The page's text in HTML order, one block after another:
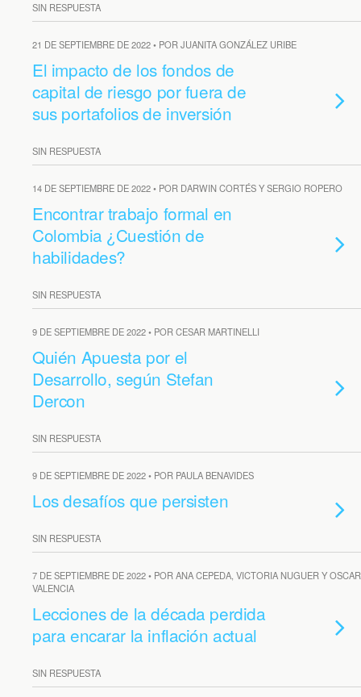
SIN RESPUESTA
21 DE SEPTIEMBRE DE 2022 • POR JUANITA GONZÁLEZ URIBE
El impacto de los fondos de
capital de riesgo por fuera de
sus portafolios de inversión
SIN RESPUESTA
14 DE SEPTIEMBRE DE 2022 • POR DARWIN CORTÉS Y SERGIO ROPERO
Encontrar trabajo formal en
Colombia ¿Cuestión de
habilidades?
SIN RESPUESTA
9 DE SEPTIEMBRE DE 2022 • POR CESAR MARTINELLI
Quién Apuesta por el
Desarrollo, según Stefan
Dercon
SIN RESPUESTA
9 DE SEPTIEMBRE DE 2022 • POR PAULA BENAVIDES
Los desafíos que persisten
SIN RESPUESTA
7 DE SEPTIEMBRE DE 2022 • POR ANA CEPEDA, VICTORIA NUGUER Y OSCAR
VALENCIA
Lecciones de la década perdida
para encarar la inflación actual
SIN RESPUESTA